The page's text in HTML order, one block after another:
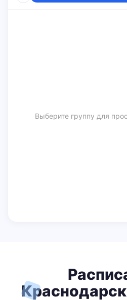
Выберите группу для